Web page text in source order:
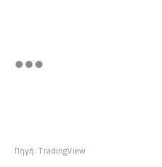
Πηγή: TradingView